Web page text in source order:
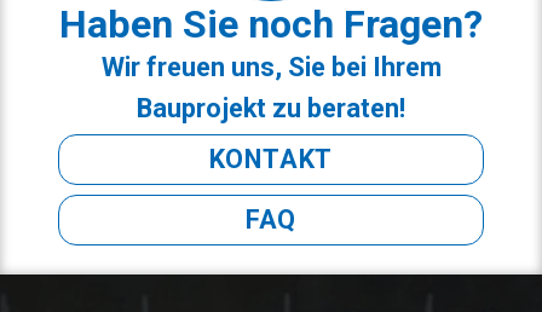
Haben Sie noch Fragen?
Wir freuen uns, Sie bei Ihrem
Bauprojekt zu beraten!
KONTAKT
FAQ